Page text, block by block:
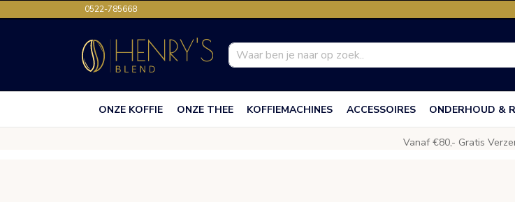
0522-785668
ONZE KOFFIE ONZE THEE KOFFIEMACHINES ACCESSOIRES ONDERHOUD &
Vanaf €80,- Gratis